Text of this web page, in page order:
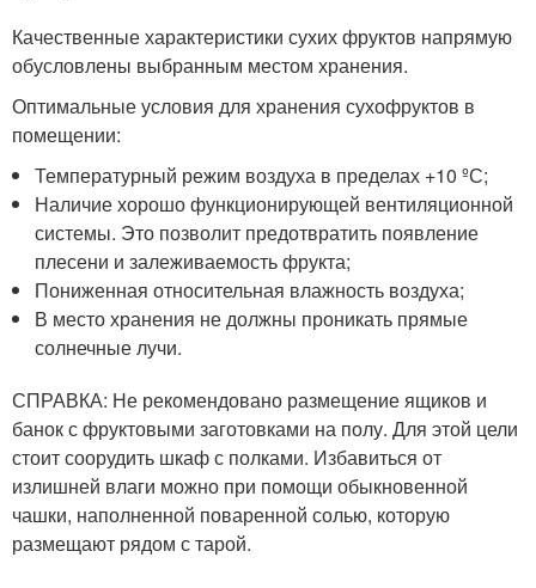
Качественные характеристики сухих фруктов напрямую
обусловлены выбранным местом хранения.
Оптимальные условия для хранения сухофруктов в
помещении:
Температурный режим воздуха в пределах +10 ºС;
Наличие хорошо функционирующей вентиляционной
системы. Это позволит предотвратить появление
плесени и залеживаемость фрукта;
Пониженная относительная влажность воздуха;
В место хранения не должны проникать прямые
солнечные лучи.
СПРАВКА: Не рекомендовано размещение ящиков и
банок с фруктовыми заготовками на полу. Для этой цели
стоит соорудить шкаф с полками. Избавиться от
излишней влаги можно при помощи обыкновенной
чашки, наполненной поваренной солью, которую
размещают рядом с тарой.